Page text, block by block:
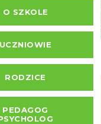
O SZKOLE
UCZNIOWIE
RODZICE
PEDAGOG